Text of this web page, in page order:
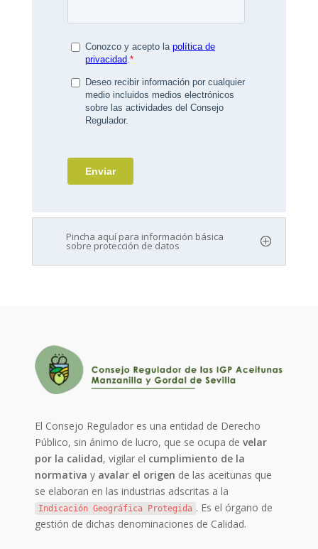
Pincha aquí para información básica
sobre protección de datos
El Consejo Regulador es una entidad de Derecho
Público, sin ánimo de lucro, que se ocupa develar
por la calidad, vigilar el cumplimiento de la
normativa y avalar el origen de las aceitunas que
se elaboran en las industrias adscritas a la
Indicación Geográfica Protegida . Es el órgano de
gestión de dichas denominaciones de Calidad.